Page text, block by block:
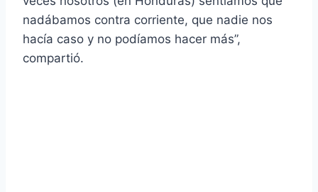
nadábamos contra corriente, que nadie nos
hacía caso y no podíamos hacer más”,
compartió.